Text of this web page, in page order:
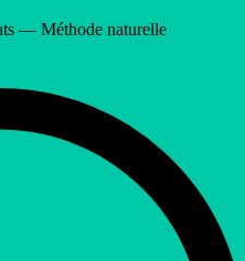
— Méthode naturelle